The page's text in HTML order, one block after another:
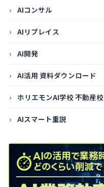
AIコンサル
AIリプレイス
AI開発
AI活用 資料ダウンロード
ホリエモンAI学校 不動産校
AIスマート重説